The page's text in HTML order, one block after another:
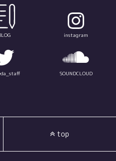
instagram
SOUNDCLOUD
top